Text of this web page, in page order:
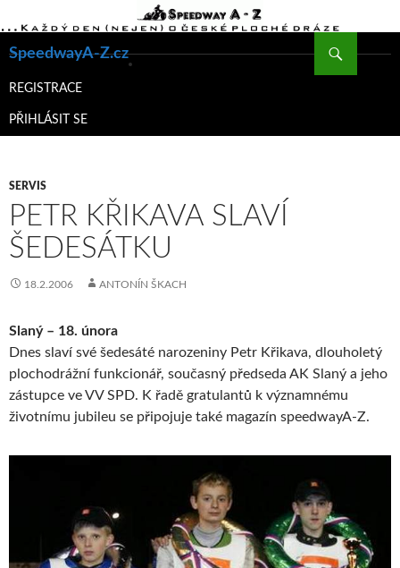
SpeedwayA-Z.cz
K
WEBU
REGISTRACE
PŘIHLÁSIT SE
SERVIS
PETR KŘIKAVA SLAVÍ
ŠEDESÁTKU
18.2.2006 ANTONÍN ŠKACH
Slaný – 18. února
Dnes slaví své šedesáté narozeniny Petr Křikava, dlouholetý
plochodrážní funkcionář, současný předseda AK Slaný a jeho
zástupce ve VV SPD. K řadě gratulantů k významnému
životnímu jubileu se připojuje také magazín speedwayA-Z.